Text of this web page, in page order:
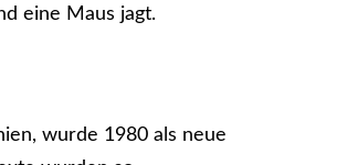
eine Maus jagt.
wurde 1980 als neue